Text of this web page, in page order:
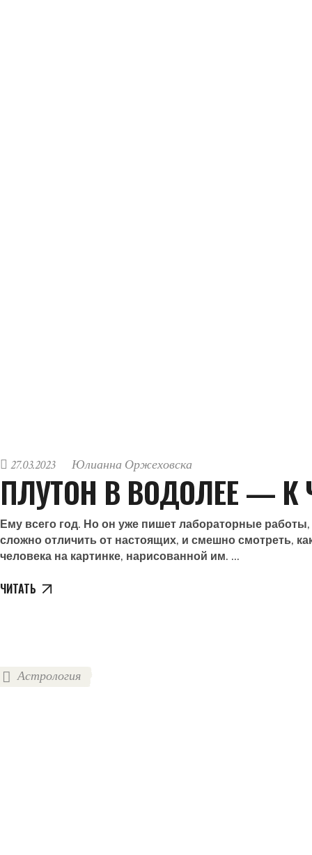
27.03.2023 Юлианна Оржеховска
ПЛУТОН В ВОДОЛЕЕ — К
Ему всего год. Но он уже пишет лабораторные
сложно отличить от настоящих, и смешно смотреть,
человека на картинке, нарисованной им.
ЧИТАТЬ
Астрология